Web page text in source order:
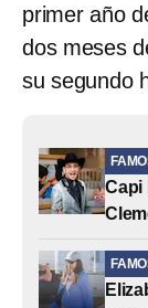
primer año
dos meses
su segundo
Capi